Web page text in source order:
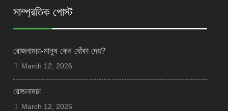
সাম্প্রতিক পোস্ট
রোজনামচা-মানুষ কেন ধোঁকা দেয়?
March 12, 2026
রোজনামচা
March 12, 2026